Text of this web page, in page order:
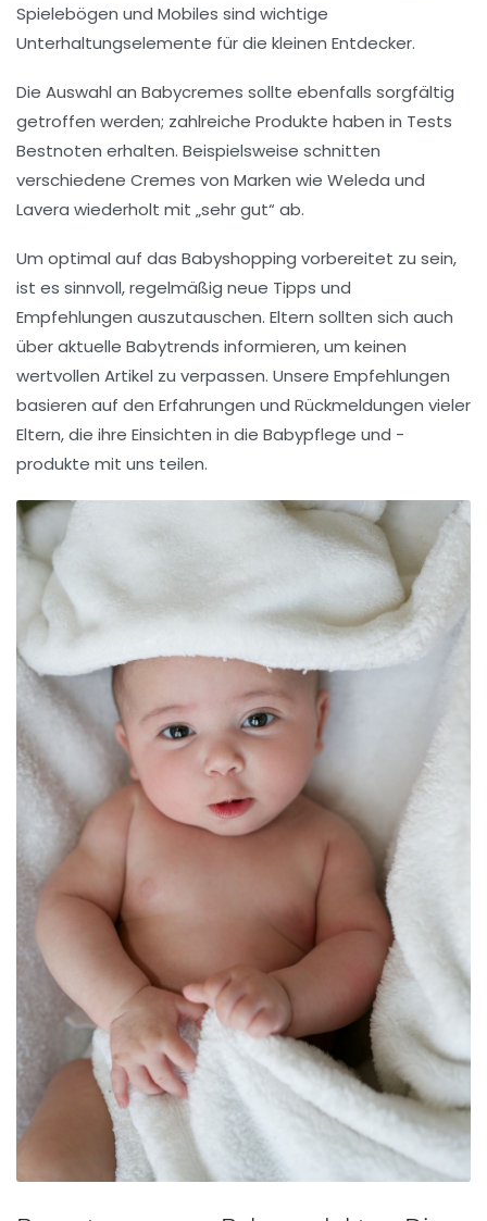
Spielebögen und Mobiles sind wichtige
Unterhaltungselemente für die kleinen Entdecker.
Die Auswahl an Babycremes sollte ebenfalls sorgfältig
getroffen werden; zahlreiche Produkte haben in Tests
Bestnoten erhalten. Beispielsweise schnitten
verschiedene Cremes von Marken wie Weleda und
Lavera wiederholt mit „sehr gut“ ab.
Um optimal auf das Babyshopping vorbereitet zu sein,
ist es sinnvoll, regelmäßig neue Tipps und
Empfehlungen auszutauschen. Eltern sollten sich auch
überaktuelle Babytrends informieren, um keinen
wertvollen Artikel zu verpassen. Unsere Empfehlungen
basieren auf den Erfahrungen und Rückmeldungen vieler
Eltern, die ihre Einsichten in die Babypflege und -
produkte mit uns teilen.